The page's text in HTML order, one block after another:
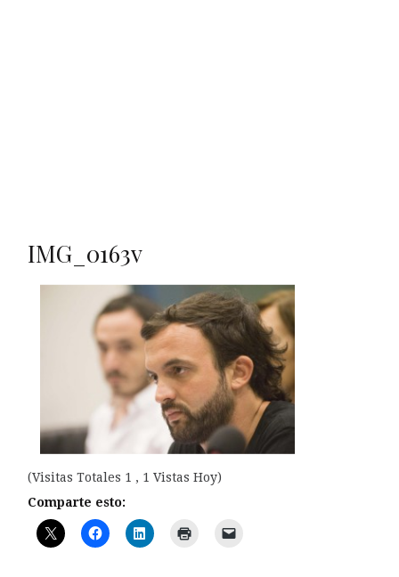
IMG_0163v
(Visitas Totales 1 , 1 Vistas Hoy)
Comparte esto: